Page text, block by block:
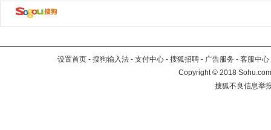
设置首页 - 搜狗输入法 - 支付中心 - 搜狐招聘 - 广告服务 - 客服中心
Copyright©2018
搜狐不良信息举